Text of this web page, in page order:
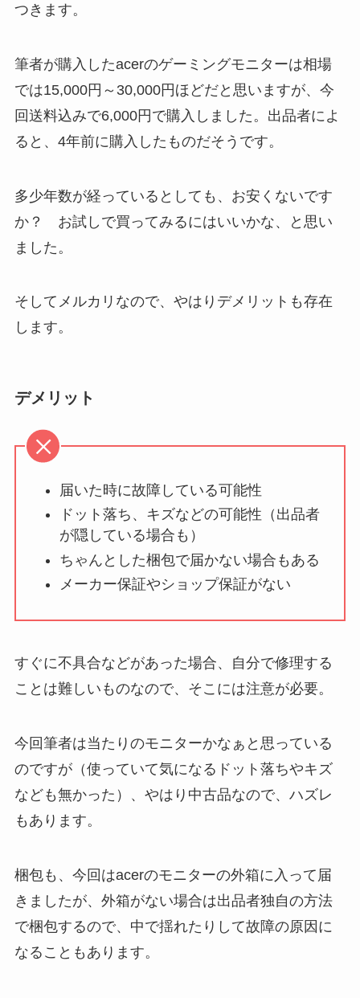
つきます。
筆者が購入したacerのゲーミングモニターは相場
では15,000円～30,000円ほどだと思いますが、今
回送料込みで6,000円で購入しました。出品者によ
ると、4年前に購入したものだそうです。
多少年数が経っているとしても、お安くないです
か？ お試しで買ってみるにはいいかな、と思い
ました。
そしてメルカリなので、やはりデメリットも存在
します。
デメリット
届いた時に故障している可能性
ドット落ち、キズなどの可能性（出品者
が隠している場合も）
ちゃんとした梱包で届かない場合もある
メーカー保証やショップ保証がない
すぐに不具合などがあった場合、自分で修理する
ことは難しいものなので、そこには注意が必要。
今回筆者は当たりのモニターかなぁと思っている
のですが（使っていて気になるドット落ちやキズ
なども無かった）、やはり中古品なので、ハズレ
もあります。
梱包も、今回はacerのモニターの外箱に入って届
きましたが、外箱がない場合は出品者独自の方法
で梱包するので、中で揺れたりして故障の原因に
なることもあります。